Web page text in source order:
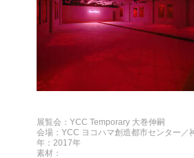
展覧会：YCC Temporary 大巻伸嗣
会場：YCC ヨコハマ創造都市センター／
年：2017年
素材：